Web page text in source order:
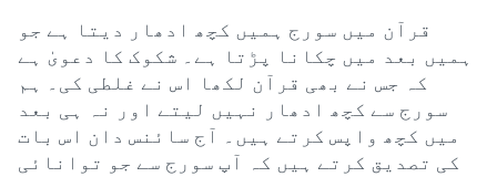
قرآن میں سورج ہمیں کچھ ادھار دیتا ہے جو
ہمیں بعد میں چکانا پڑتا ہے۔ شکوک کا دعویٰ ہے
کہ جس نے بھی قرآن لکھا اس نے غلطی کی۔ ہم
سورج سے کچھ ادھار نہیں لیتے اور نہ ہی بعد
میں کچھ واپس کرتے ہیں۔ آج سائنس دان اس بات
کی تصدیق کرتے ہیں کہ آپ سورج سے جو توانائی